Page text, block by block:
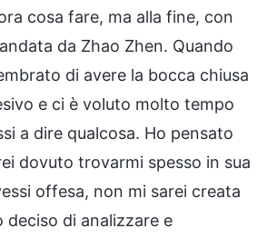
cosa fare, ma alla fine, con
da Zhao Zhen. Quando
di avere la bocca chiusa
e ci è voluto molto tempo
a dire qualcosa. Ho pensato
dovuto trovarmi spesso in sua
offesa, non mi sarei creata
deciso di analizzare e